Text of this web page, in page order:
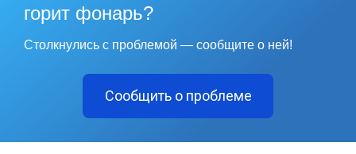
горит фонарь?
Столкнулись с проблемой — сообщите о ней!
Сообщить о проблеме